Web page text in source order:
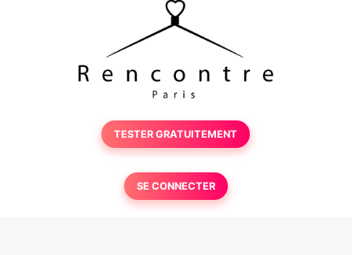
TESTER GRATUITEMENT
SE CONNECTER